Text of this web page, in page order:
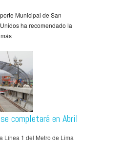
Municipal de San
ha recomendado la
completará en Abril
Línea 1 del Metro de Lima